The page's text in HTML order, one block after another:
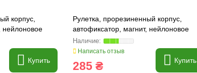
корпус,
нейлоновое
201)
Купить
Рулетка, прорезиненный корпус,
автофиксатор, магнит, нейлоновое
покрытие, 5м/19мм (15-202)
Написать отзыв
285 ₴ Купить